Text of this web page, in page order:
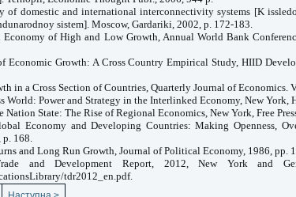
of domestic and international interconnectivity systems [K
sistem]. Moscow, Gardariki, 2002, p. 172-183.
of High and Low Growth, Annual World Bank
Economic Growth: A Cross Country Empirical Study, HIID
in a Cross Section of Countries, Quarterly Journal of Economics.
World: Power and Strategy in the Interlinked Economy, New York,
Nation State: The Rise of Regional Economics, New York, Free
Economy and Developing Countries: Making Openness,
p. 168.
and Long Run Growth, Journal of Political Economy, 1986, pp.
and Development Report, 2012, New York and
tdr2012_en.pdf.